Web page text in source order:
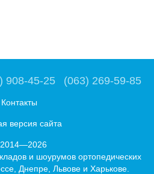
908-45-25 (063) 269-59-85
Контакты
версия сайта
и шоурумов ортопедических
Днепре, Львове и Харькове.